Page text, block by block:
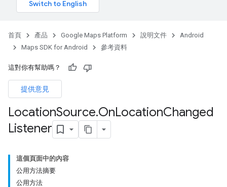
首頁 產品 Google Maps Platform 說明文件
Android
Maps SDK for Android
參考資料
這對你有幫助嗎？
提供意見
LocationSource.OnLocationChanged
Listener
這個頁面中的內容
公用方法摘要
公用方法